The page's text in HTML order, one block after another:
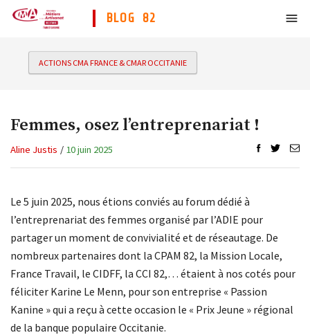
BLOG 82
ACTIONS CMA FRANCE & CMAR OCCITANIE
Femmes, osez l’entreprenariat !
Aline Justis / 10 juin 2025
Le 5 juin 2025, nous étions conviés au forum dédié à
l’entreprenariat des femmes organisé par l’ADIE pour
partager un moment de convivialité et de réseautage. De
nombreux partenaires dont la CPAM 82, la Mission Locale,
France Travail, le CIDFF, la CCI 82,… étaient à nos cotés pour
féliciter Karine Le Menn, pour son entreprise « Passion
Kanine » qui a reçu à cette occasion le « Prix Jeune » régional
de la banque populaire Occitanie.